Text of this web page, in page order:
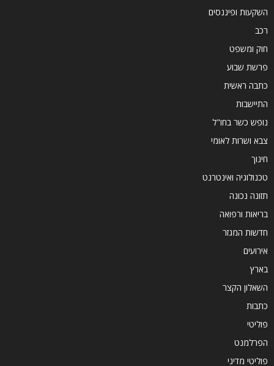
השקעות ופיננסים
רכב
חוק ומשפט
פרשת שבוע
כתבה ראשית
התיישבות
נופש כשר בחו"ל
צבא ושרות לאומי
חינוך
טכנולוגיה ואינטרנט
תזונה נכונה
בריאות ורפואה
חדשות המגזר
אירועים
בארץ
השאלון הקצר
כתבות
פוליטי
הפרלמנט
פוליטי מדיני